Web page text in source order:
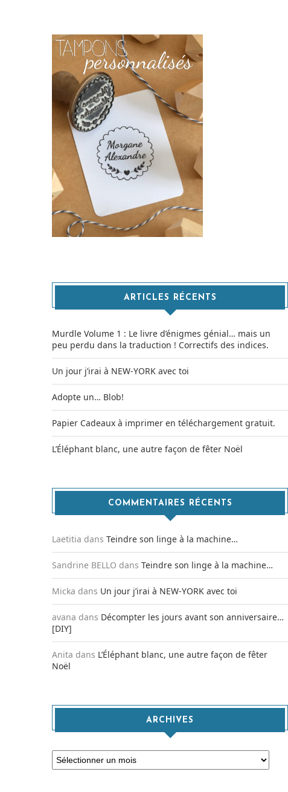
ARTICLES RÉCENTS
Murdle Volume 1 : Le livre d’énigmes génial… mais un
peu perdu dans la traduction ! Correctifs des indices.
Un jour j’irai à NEW-YORK avec toi
Adopte un… Blob!
Papier Cadeaux à imprimer en téléchargement gratuit.
L’Éléphant blanc, une autre façon de fêter Noël
COMMENTAIRES RÉCENTS
Laetitia dansTeindre son linge à la machine…
Sandrine BELLO dansTeindre son linge à la machine…
Micka dans Un jour j’irai à NEW-YORK avec toi
avana dans Décompter les jours avant son anniversaire…
[DIY]
Anita dans L’Éléphant blanc, une autre façon de fêter
Noël
ARCHIVES
Archives